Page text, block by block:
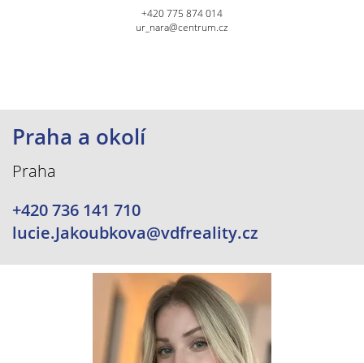
+420 775 874 014
ur_nara@centrum.cz
Praha a okolí
Praha
+420 736 141 710
lucie.Jakoubkova@vdfreality.cz